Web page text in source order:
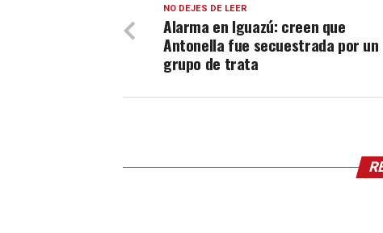
NO DEJES DE LEER
Alarma en Iguazú: creen que
Antonella fue secuestrada por un
grupo de trata